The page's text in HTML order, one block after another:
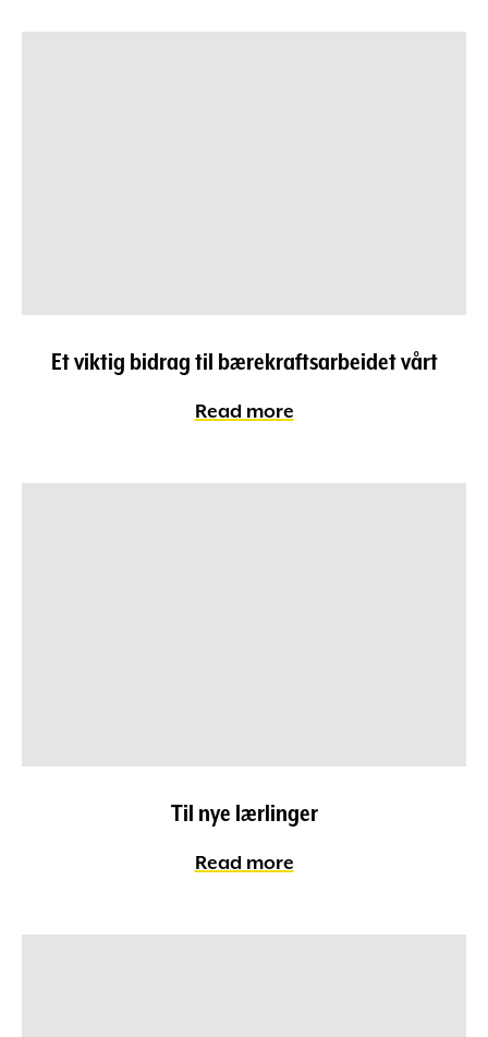
Et viktig bidrag til bærekraftsarbeidet vårt
Read more
Til nye lærlinger
Read more